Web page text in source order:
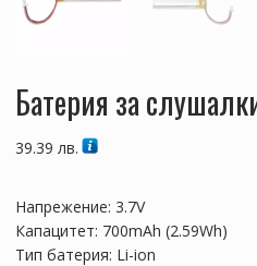
Батерия за
39.39 лв.
Напрежение: 3.7V
Капацитет: 700mAh (2.59Wh)
Тип батерия: Li-ion